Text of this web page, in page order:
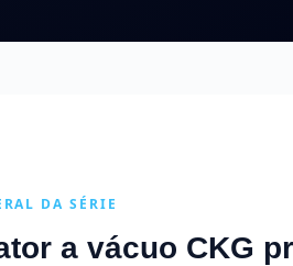
DA SÉRIE
a vácuo CKG